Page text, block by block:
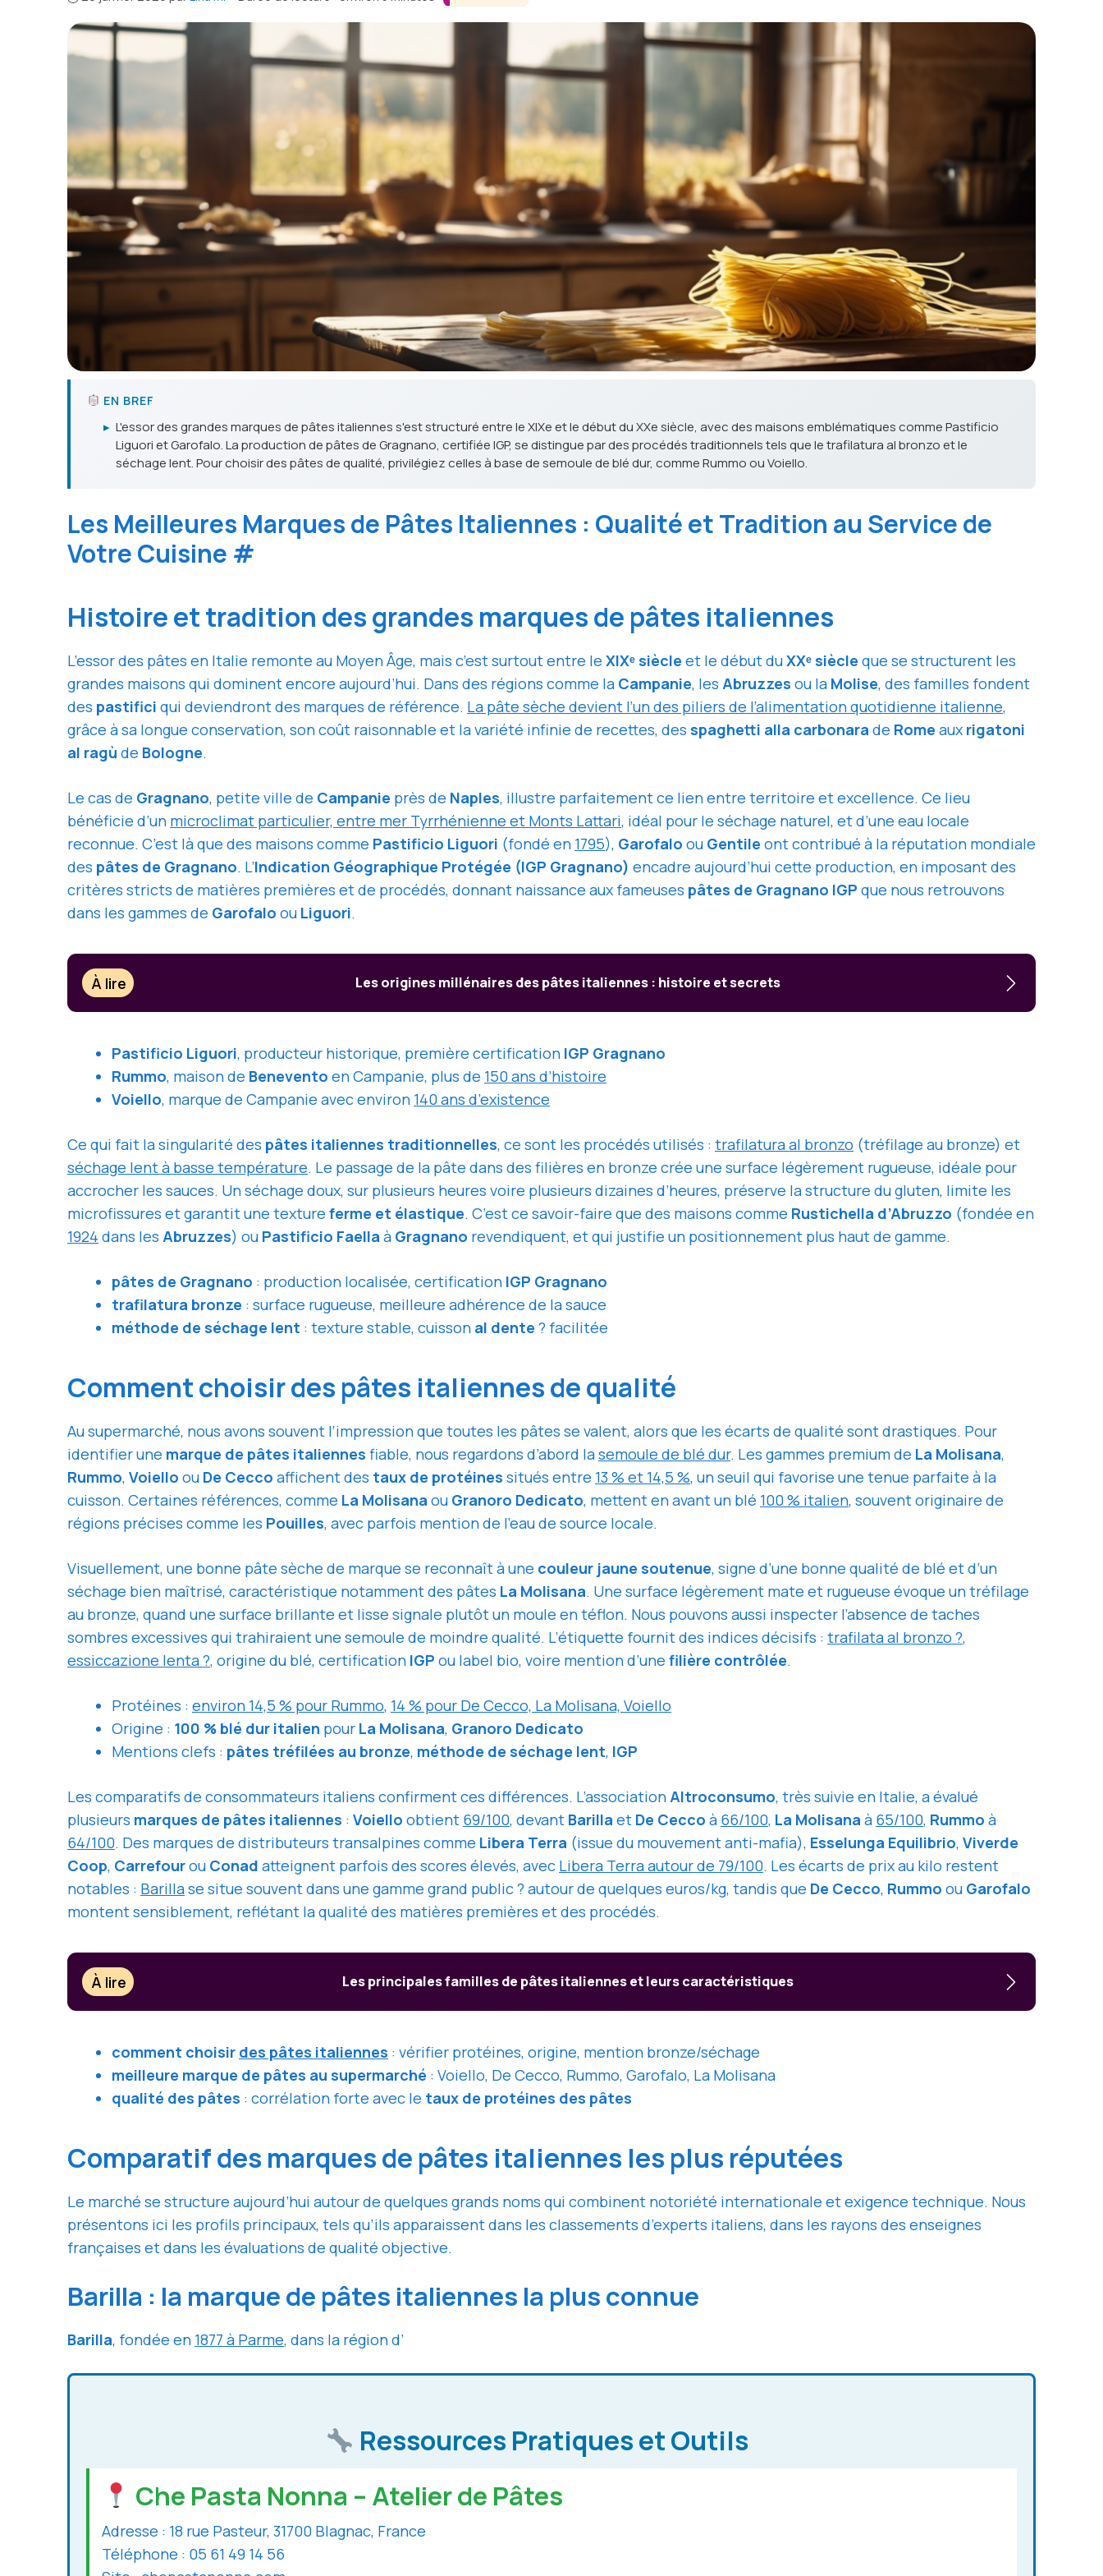
EN BREF
▸ L'essor des grandes marques de pâtes italiennes s'est structuré entre le XIXe et le début du XXe siècle, avec des maisons emblématiques comme Pastificio
Liguori et Garofalo. La production de pâtes de Gragnano, certifiée IGP, se distingue par des procédés traditionnels tels que le trafilatura al bronzo et le
séchage lent. Pour choisir des pâtes de qualité, privilégiez celles à base de semoule de blé dur, comme Rummo ou Voiello.
Les Meilleures Marques de Pâtes Italiennes : Qualité et Tradition au Service de
Votre Cuisine #
Histoire et tradition des grandes marques de pâtes italiennes
L’essor des pâtes en Italie remonte au Moyen Âge, mais c’est surtout entre le XIXᵉ siècle et le début duXXᵉ siècle que se structurent les
grandes maisons qui dominent encore aujourd’hui. Dans des régions comme la Campanie, les Abruzzes ou la Molise, des familles fondent
des pastifici qui deviendront des marques de référence. La pâte sèche devient l’un des piliers de l’alimentation quotidienne italienne,
grâce à sa longue conservation, son coût raisonnable et la variété infinie de recettes, des spaghetti alla carbonara de Rome aux rigatoni
al ragù de Bologne.
Le cas de Gragnano, petite ville de Campanie près de Naples, illustre parfaitement ce lien entre territoire et excellence. Ce lieu
bénéficie d’un microclimat particulier, entre mer Tyrrhénienne et Monts Lattari, idéal pour le séchage naturel, et d’une eau locale
reconnue. C’est là que des maisons comme Pastificio Liguori (fondé en 1795), Garofalo ou Gentile ont contribué à la réputation mondiale
des pâtes de Gragnano. L’Indication Géographique Protégée (IGP Gragnano) encadre aujourd’hui cette production, en imposant des
critères stricts de matières premières et de procédés, donnant naissance aux fameuses pâtes de Gragnano IGP que nous retrouvons
dans les gammes de Garofalo ou Liguori.
À lire Les origines millénaires des pâtes italiennes : histoire et secrets
Pastificio Liguori, producteur historique, première certification IGP Gragnano
Rummo, maison de Benevento en Campanie, plus de 150 ans d’histoire
Voiello, marque de Campanie avec environ 140 ans d’existence
Ce qui fait la singularité des pâtes italiennes traditionnelles, ce sont les procédés utilisés : trafilatura al bronzo (tréfilage au bronze) et
séchage lent à basse température. Le passage de la pâte dans des filières en bronze crée une surface légèrement rugueuse, idéale pour
accrocher les sauces. Un séchage doux, sur plusieurs heures voire plusieurs dizaines d’heures, préserve la structure du gluten, limite les
microfissures et garantit une texture ferme et élastique. C’est ce savoir-faire que des maisons comme Rustichella d’Abruzzo (fondée en
1924 dans les Abruzzes) ou Pastificio Faella à Gragnano revendiquent, et qui justifie un positionnement plus haut de gamme.
pâtes de Gragnano : production localisée, certification IGP Gragnano
trafilatura bronze : surface rugueuse, meilleure adhérence de la sauce
méthode de séchage lent : texture stable, cuisson al dente ? facilitée
Comment choisir des pâtes italiennes de qualité
Au supermarché, nous avons souvent l’impression que toutes les pâtes se valent, alors que les écarts de qualité sont drastiques. Pour
identifier une marque de pâtes italiennes fiable, nous regardons d’abord lasemoule de blé dur. Les gammes premium de La Molisana,
Rummo, Voiello ou De Cecco affichent des taux de protéines situés entre 13 % et 14,5 %, un seuil qui favorise une tenue parfaite à la
cuisson. Certaines références, comme La Molisana ou Granoro Dedicato, mettent en avant un blé 100 % italien, souvent originaire de
régions précises comme les Pouilles, avec parfois mention de l’eau de source locale.
Visuellement, une bonne pâte sèche de marque se reconnaît à une couleur jaune soutenue, signe d’une bonne qualité de blé et d’un
séchage bien maîtrisé, caractéristique notamment des pâtes La Molisana. Une surface légèrement mate et rugueuse évoque un tréfilage
au bronze, quand une surface brillante et lisse signale plutôt un moule en téflon. Nous pouvons aussi inspecter l’absence de taches
sombres excessives qui trahiraient une semoule de moindre qualité. L’étiquette fournit des indices décisifs : trafilata al bronzo ?,
essiccazione lenta ?, origine du blé, certification IGP ou label bio, voire mention d’une filière contrôlée.
Protéines : environ 14,5 % pour Rummo, 14 % pour De Cecco, La Molisana, Voiello
Origine : 100 % blé dur italien pour La Molisana, Granoro Dedicato
Mentions clefs : pâtes tréfilées au bronze, méthode de séchage lent, IGP
Les comparatifs de consommateurs italiens confirment ces différences. L’associationAltroconsumo, très suivie en Italie, a évalué
plusieurs marques de pâtes italiennes : Voiello obtient 69/100, devant Barilla et De Cecco à 66/100, La Molisana à 65/100, Rummo à
64/100. Des marques de distributeurs transalpines comme Libera Terra (issue du mouvement anti-mafia), Esselunga Equilibrio, Viverde
Coop, Carrefourou Conad atteignent parfois des scores élevés, avec Libera Terra autour de 79/100. Les écarts de prix au kilo restent
notables : Barillase situe souvent dans une gamme grand public ? autour de quelques euros/kg, tandis que De Cecco, Rummo ou Garofalo
montent sensiblement, reflétant la qualité des matières premières et des procédés.
À lire Les principales familles de pâtes italiennes et leurs caractéristiques
comment choisir des pâtes italiennes : vérifier protéines, origine, mention bronze/séchage
meilleure marque de pâtes au supermarché : Voiello, De Cecco, Rummo, Garofalo, La Molisana
qualité des pâtes : corrélation forte avec le taux de protéines des pâtes
Comparatif des marques de pâtes italiennes les plus réputées
Le marché se structure aujourd’hui autour de quelques grands noms qui combinent notoriété internationale et exigence technique. Nous
présentons ici les profils principaux, tels qu’ils apparaissent dans les classements d’experts italiens, dans les rayons des enseignes
françaises et dans les évaluations de qualité objective.
Barilla : la marque de pâtes italiennes la plus connue
Barilla, fondée en 1877 à Parme, dans la région d’
Ressources Pratiques et Outils
Che Pasta Nonna – Atelier de Pâtes
Adresse : 18 rue Pasteur, 31700 Blagnac, France
Téléphone : 05 61 49 14 56